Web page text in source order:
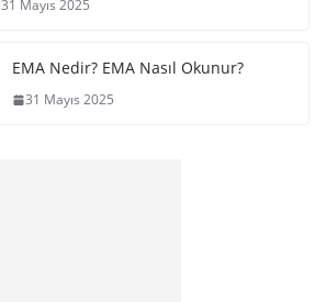
31 Mayıs 2025
EMA Nedir? EMA Nasıl Okunur?
31 Mayıs 2025